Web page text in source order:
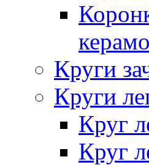
Круги
Круги
Круг
Круг